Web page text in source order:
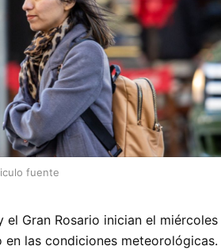
fuente
el Gran Rosario inician el miércoles
las condiciones meteorológicas.